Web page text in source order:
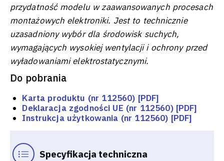
przydatność modelu w zaawansowanych procesach
montażowych elektroniki. Jest to technicznie
uzasadniony wybór dla środowisk suchych,
wymagających wysokiej wentylacji i ochrony przed
wyładowaniami elektrostatycznymi.
Do pobrania
Karta produktu (nr 112560) [PDF]
Deklaracja zgodności UE (nr 112560) [PDF]
Instrukcja użytkowania (nr 112560) [PDF]
Specyfikacja techniczna